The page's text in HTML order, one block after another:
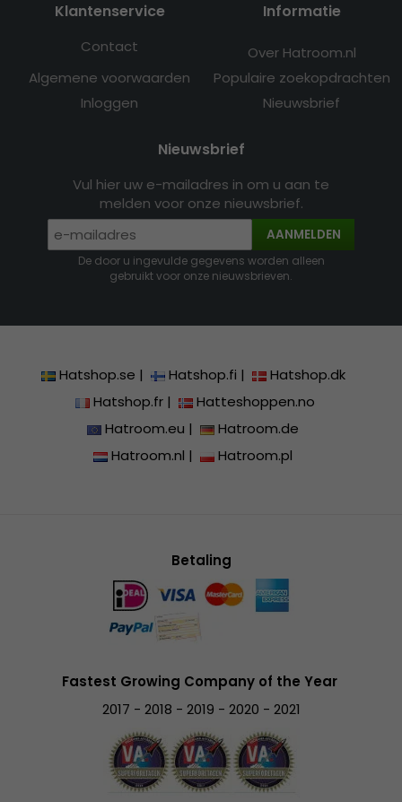
Klantenservice
Contact
Algemene voorwaarden
Inloggen
Informatie
Over Hatroom.nl
Populaire zoekopdrachten
Nieuwsbrief
Nieuwsbrief
Vul hier uw e-mailadres in om u aan te
melden voor onze nieuwsbrief.
AANMELDEN
De door u ingevulde gegevens worden alleen
gebruikt voor onze nieuwsbrieven.
Hatshop.se | Hatshop.fi |
Hatshop.dk
Hatshop.fr|
Hatteshoppen.no
Hatroom.eu |
Hatroom.de
Hatroom.nl | Hatroom.pl
Betaling
Fastest Growing Company of the Year
2017 - 2018 - 2019 - 2020 - 2021